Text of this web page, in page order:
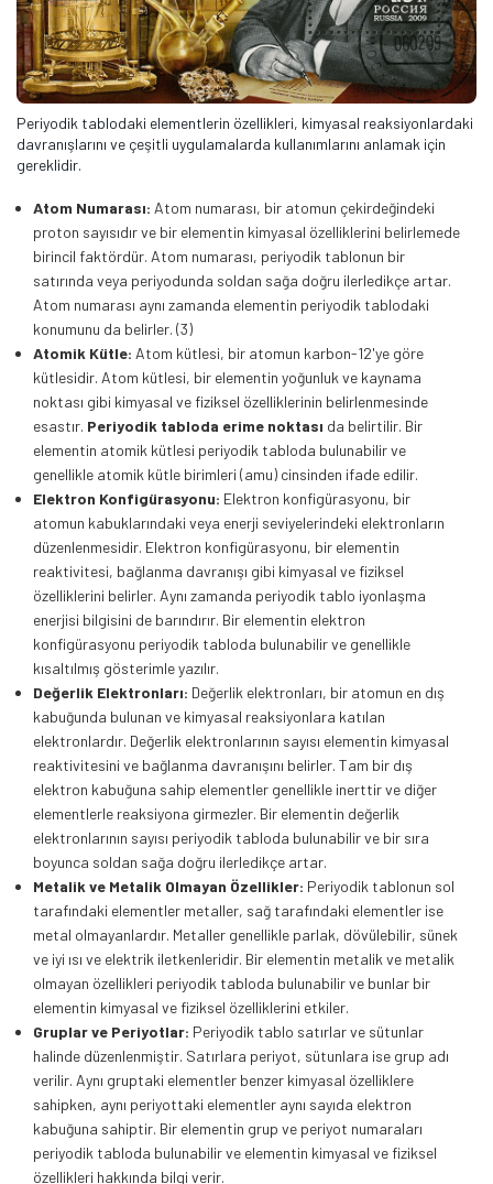
Periyodik tablodaki elementlerin özellikleri, kimyasal reaksiyonlardaki
davranışlarını ve çeşitli uygulamalarda kullanımlarını anlamak için
gereklidir.
Atom Numarası: Atom numarası, bir atomun çekirdeğindeki
proton sayısıdır ve bir elementin kimyasal özelliklerini belirlemede
birincil faktördür. Atom numarası, periyodik tablonun bir
satırında veya periyodunda soldan sağa doğru ilerledikçe artar.
Atom numarası aynı zamanda elementin periyodik tablodaki
konumunu da belirler. (3)
Atomik Kütle: Atom kütlesi, bir atomun karbon-12'ye göre
kütlesidir. Atom kütlesi, bir elementin yoğunluk ve kaynama
noktası gibi kimyasal ve fiziksel özelliklerinin belirlenmesinde
esastır. Periyodik tabloda erime noktası da belirtilir. Bir
elementin atomik kütlesi periyodik tabloda bulunabilir ve
genellikle atomik kütle birimleri (amu) cinsinden ifade edilir.
Elektron Konfigürasyonu: Elektron konfigürasyonu, bir
atomun kabuklarındaki veya enerji seviyelerindeki elektronların
düzenlenmesidir. Elektron konfigürasyonu, bir elementin
reaktivitesi, bağlanma davranışı gibi kimyasal ve fiziksel
özelliklerini belirler. Aynı zamanda periyodik tablo iyonlaşma
enerjisi bilgisini de barındırır. Bir elementin elektron
konfigürasyonu periyodik tabloda bulunabilir ve genellikle
kısaltılmış gösterimle yazılır.
Değerlik Elektronları: Değerlik elektronları, bir atomun en dış
kabuğunda bulunan ve kimyasal reaksiyonlara katılan
elektronlardır. Değerlik elektronlarının sayısı elementin kimyasal
reaktivitesini ve bağlanma davranışını belirler. Tam bir dış
elektron kabuğuna sahip elementler genellikle inerttir ve diğer
elementlerle reaksiyona girmezler. Bir elementin değerlik
elektronlarının sayısı periyodik tabloda bulunabilir ve bir sıra
boyunca soldan sağa doğru ilerledikçe artar.
Metalik ve Metalik Olmayan Özellikler: Periyodik tablonun sol
tarafındaki elementler metaller, sağ tarafındaki elementler ise
metal olmayanlardır. Metaller genellikle parlak, dövülebilir, sünek
ve iyi ısı ve elektrik iletkenleridir. Bir elementin metalik ve metalik
olmayan özellikleri periyodik tabloda bulunabilir ve bunlar bir
elementin kimyasal ve fiziksel özelliklerini etkiler.
Gruplar ve Periyotlar: Periyodik tablo satırlar ve sütunlar
halinde düzenlenmiştir. Satırlara periyot, sütunlara ise grup adı
verilir. Aynı gruptaki elementler benzer kimyasal özelliklere
sahipken, aynı periyottaki elementler aynı sayıda elektron
kabuğuna sahiptir. Bir elementin grup ve periyot numaraları
periyodik tabloda bulunabilir ve elementin kimyasal ve fiziksel
özellikleri hakkında bilgi verir.